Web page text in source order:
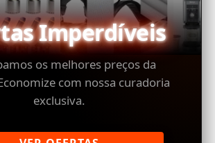
Imperdíveis
os melhores preços da
com nossa curadoria
exclusiva.